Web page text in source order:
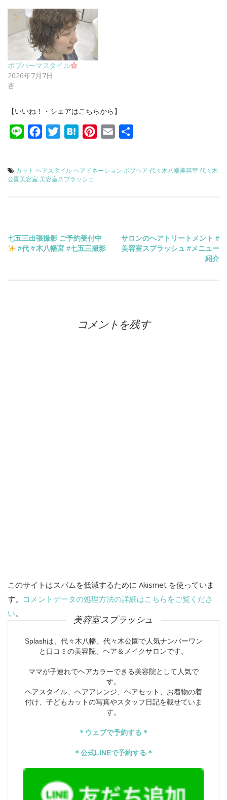
ボブパーマスタイル
2026年7月7日
杏
【いいね！・シェアはこちらから】
Line FacebookTwitterHatenaPinterest
Email
カット ヘアスタイルヘアドネーション ボブヘア 代々木八幡美容室代々木
公園美容室美容室スプラッシュ
投
ナ
七五三出張撮影 ご予約受付中
#代々木八幡宮 #七五三撮影
サロンのヘアトリートメント #
美容室スプラッシュ #メニュー
紹介
コメントを残す
このサイトはスパムを低減するために Akismet を使っていま
す。 コメントデータの処理方法の詳細はこちらをご覧くださ
い。
美容室スプラッシュ
Splashは、代々木八幡、代々木公園で人気ナンバーワン
と口コミの美容院、ヘア＆メイクサロンです。
ママが子連れでヘアカラーできる美容院として人気で
す。
ヘアスタイル、ヘアアレンジ、ヘアセット、お着物の着
付け、子どもカットの写真やスタッフ日記を載せていま
す。
＊ウェブで予約する＊
＊公式LINEで予約する＊